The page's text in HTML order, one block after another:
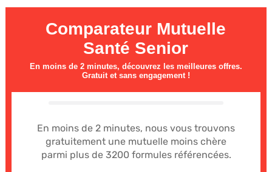
Comparateur Mutuelle
Santé Senior
En moins de 2 minutes, découvrez les meilleures offres.
Gratuit et sans engagement !